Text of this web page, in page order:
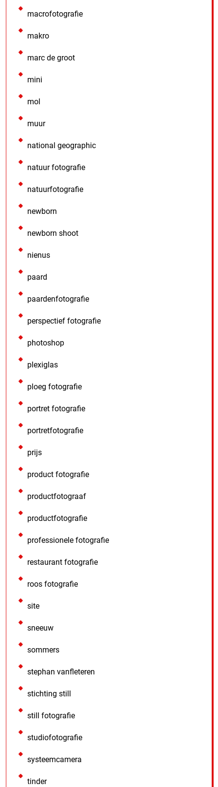
macrofotografie
makro
marc de groot
mini
mol
muur
national geographic
natuur fotografie
natuurfotografie
newborn
newborn shoot
nienus
paard
paardenfotografie
perspectief fotografie
photoshop
plexiglas
ploeg fotografie
portret fotografie
portretfotografie
prijs
product fotografie
productfotograaf
productfotografie
professionele fotografie
restaurant fotografie
roos fotografie
site
sneeuw
sommers
stephan vanfleteren
stichting still
still fotografie
studiofotografie
systeemcamera
tinder